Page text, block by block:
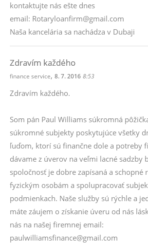
kontaktujte nás ešte dnes
email: Rotaryloanfirm@gmail.com
Naša kancelária sa nachádza v Dubaji
Zdravím každého
finance service, 8. 7. 2016 8:53
Zdravím každého.
Som pán Paul Williams súkromná
súkromné subjekty poskytujúce všetky
ľuďom, ktorí sú finančne dole a potreby
dávame z úverov na veľmi lacné sadzby
spoločnosť je dobre zapísaná a schopné
fyzickým osobám a spolupracovať
podmienkach. Naše služby sú rýchle a
máte záujem o získanie úveru od nás
nás na našej firemnej email:
paulwilliamsfinance@gmail.com